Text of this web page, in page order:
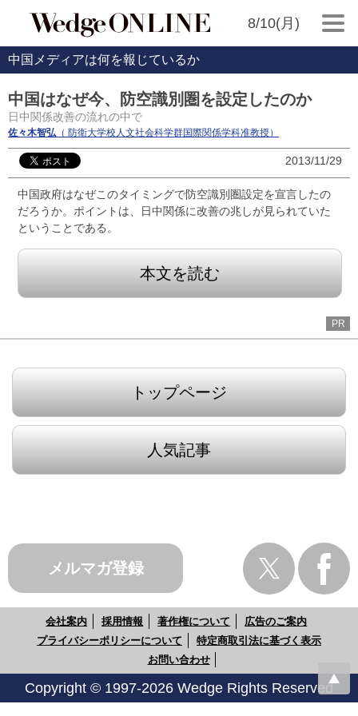
8/10(月)
中国メディアは何を報じているか
中国はなぜ今、防空識別圏を設定したのか
日中関係改善の流れの中で
佐々木智弘 （ 防衛大学校人文社会科学群国際関係学科准教授）
2013/11/29
中国政府はなぜこのタイミングで防空識別圏設定を宣言したの
だろうか。ポイントは、日中関係に改善の兆しが見られていた
ということである。
本文を読む
PR
トップページ
人気記事
メルマガ登録
会社案内 採用情報 著作権について
広告のご案内
プライバシーポリシーについて
特定商取引法に基づく表示
お問い合わせ
Copyright © 1997-2026 Wedge Rights Reserved